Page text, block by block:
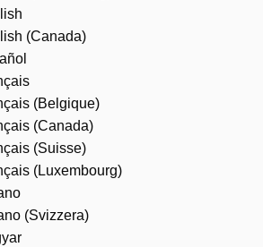
(Canada)
(Belgique)
(Canada)
(Suisse)
(Luxembourg)
(Svizzera)